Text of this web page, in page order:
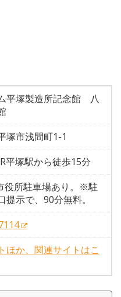
平塚製造所記念館 八
塚市浅間町1-1
平塚駅から徒歩15分
役所駐車場あり。※駐
提示で、90分無料。
ほか、関連サイトはこ